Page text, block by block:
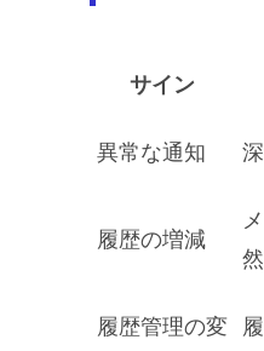
サイン
異常な通知
履歴の増減
履歴管理の変